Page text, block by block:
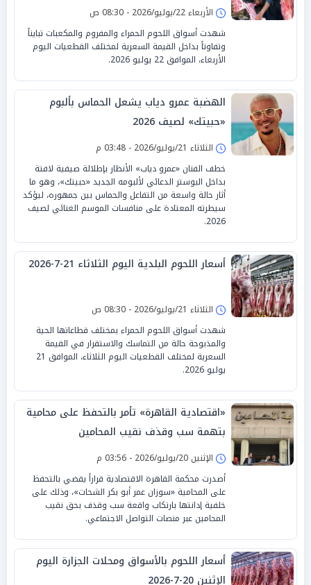
الأربعاء 22/يوليو/2026 - 08:30 ص
شهدت أسواق اللحوم الحمراء والمفروم والمكعبات تبايناً
وتفاوتاً بداخل القيمة السعرية لمختلف القطعيات اليوم
الأربعاء، الموافق 22 يوليو 2026.
الهضبة عمرو دياب يشعل الحماس بألبوم
«حبيتك» لصيف 2026
الثلاثاء 21/يوليو/2026 - 03:48 م
خطف الفنان «عمرو دياب» الأنظار بإطلالة صيفية لافتة
بداخل البوستر الدعائي لألبومه الجديد «حبيتك»، وهو ما
أثار حالة واسعة من التفاعل والحماس بين جمهوره، ليؤكد
سيطرته المعتادة على منافسات الموسم الغنائي لصيف
2026.
أسعار اللحوم البلدية اليوم الثلاثاء 21-7-2026
الثلاثاء 21/يوليو/2026 - 08:30 ص
شهدت أسواق اللحوم الحمراء بمختلف قطاعاتها الحية
والمذبوحة حالة من التماسك والاستقرار في القيمة
السعرية لمختلف القطعيات اليوم الثلاثاء، الموافق 21
يوليو 2026.
«اقتصادية القاهرة» تأمر بالتحفظ على محامية
بتهمة سب وقذف نقيب المحامين
الإثنين 20/يوليو/2026 - 03:56 م
أصدرت محكمة القاهرة الاقتصادية قراراً يقضي بالتحفظ
على المحامية «سوزان عمر أبو بكر الشحات»، وذلك على
خلفية إدانتها بارتكاب واقعة سب وقذف بحق نقيب
المحامين عبر منصات التواصل الاجتماعي.
أسعار اللحوم بالأسواق ومحلات الجزارة اليوم
الإثنين 20-7-2026